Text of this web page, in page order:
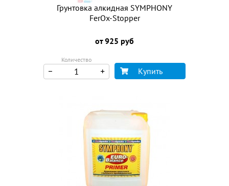
Грунтовка алкидная SYMPHONY
FerOx-Stopper
от 925 руб
Количество
Купить